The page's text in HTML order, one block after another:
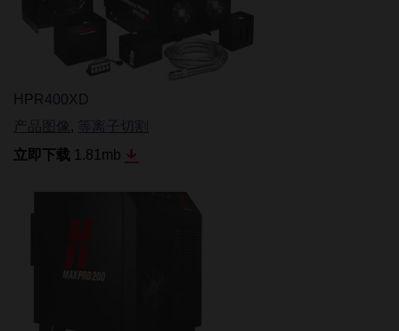
HPR400XD
产品图像 , 等离子切割
立即下载 1.81 mb